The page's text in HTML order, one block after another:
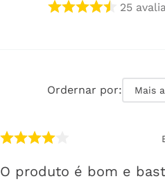
25
Ordernar por: Mais
O produto é bom e